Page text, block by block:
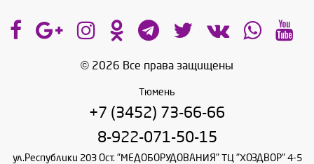
© 2026 Все права защищены
Тюмень
+7 (3452) 73-66-66
8-922-071-50-15
ул.Республики 203 Ост. "МЕДОБОРУДОВАНИЯ" ТЦ "ХОЗДВОР" 4-5